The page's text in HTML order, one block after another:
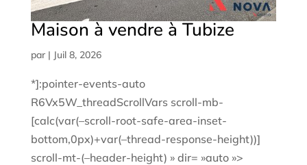
Maison à vendre à Tubize
par | Juil 8, 2026
*]:pointer-events-auto
R6Vx5W_threadScrollVars scroll-mb-
[calc(var(–scroll-root-safe-area-inset-
bottom,0px)+var(–thread-response-height))]
scroll-mt-(–header-height) » dir= »auto »>